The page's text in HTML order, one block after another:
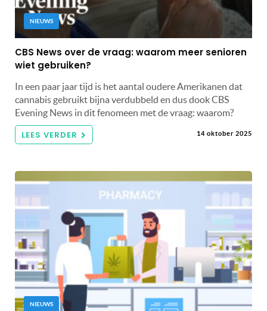
NIEUWS
CBS News over de vraag: waarom meer senioren
wiet gebruiken?
In een paar jaar tijd is het aantal oudere Amerikanen dat
cannabis gebruikt bijna verdubbeld en dus dook CBS
Evening News in dit fenomeen met de vraag: waarom?
LEES VERDER 14 oktober 2025
NIEUWS